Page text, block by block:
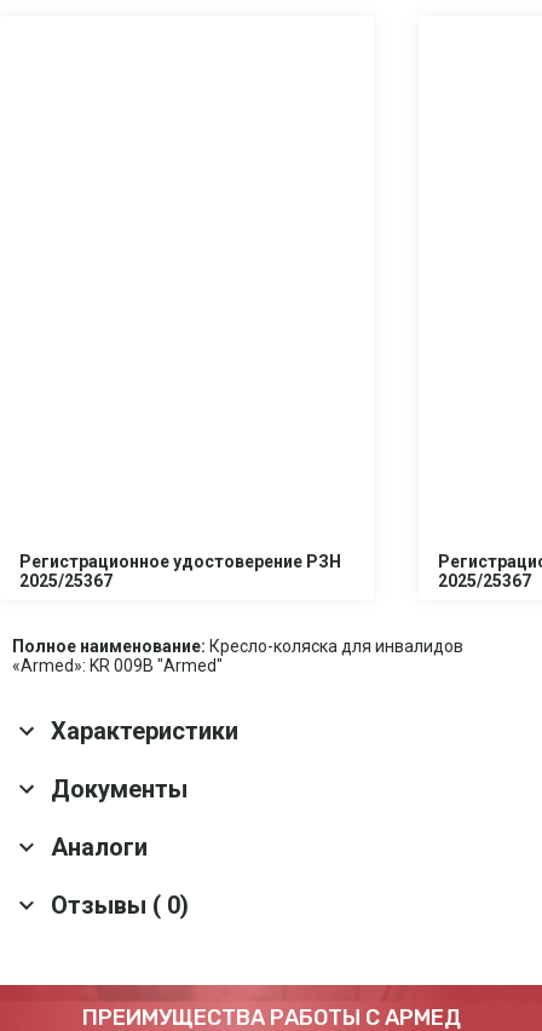
Регистрационное удостоверение РЗН
2025/25367
2025/25367
Полное наименование: Кресло-коляска для инвалидов
«Armed»: KR 009В "Armed"
Характеристики
Основные характеристики
оснащены тормозами
Документы
Скачать все документы
Аналоги
Кресло-туалет для инвалидов Армед H009B-
Артикул: 20201
56 900 ₽
Отзывы ( 0)
Оставить отзыв
ПРЕИМУЩЕСТВА РАБОТЫ С АРМЕД